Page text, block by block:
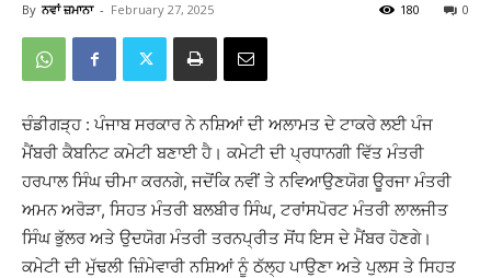
By ਨਵਾਂ ਜ਼ਮਾਨਾ - February 27, 2025 0
180
ਚੰਡੀਗੜ੍ਹ : ਪੰਜਾਬ ਸਰਕਾਰ ਨੇ ਨਸ਼ਿਆਂ ਦੀ ਅਲਾਮਤ ਦੇ ਟਾਕਰੇ ਲਈ ਪੰਜ
ਮੈਂਬਰੀ ਕੈਬਨਿਟ ਕਮੇਟੀ ਬਣਾਈ ਹੈ। ਕਮੇਟੀ ਦੀ ਪ੍ਰਧਾਨਗੀ ਵਿੱਤ ਮੰਤਰੀ
ਹਰਪਾਲ ਸਿੰਘ ਚੀਮਾ ਕਰਨਗੇ, ਜਦੋਂਕਿ ਨਵੀਂ ਤੇ ਨਵਿਆਉਣਯੋਗ ਊਰਜਾ ਮੰਤਰੀ
ਅਮਨ ਅਰੋੜਾ, ਸਿਹਤ ਮੰਤਰੀ ਬਲਬੀਰ ਸਿੰਘ, ਟਰਾਂਸਪੋਰਟ ਮੰਤਰੀ ਲਾਲਜੀਤ
ਸਿੰਘ ਭੁੱਲਰ ਅਤੇ ਉਦਯੋਗ ਮੰਤਰੀ ਤਰਨਪ੍ਰੀਤ ਸੋਂਧ ਇਸ ਦੇ ਮੈਂਬਰ ਹੋਣਗੇ।
ਕਮੇਟੀ ਦੀ ਮੁੱਢਲੀ ਜ਼ਿੰਮੇਵਾਰੀ ਨਸ਼ਿਆਂ ਨੂੰ ਠੱਲ੍ਹ ਪਾਉਣਾ ਅਤੇ ਪੁਲਸ ਤੇ ਸਿਹਤ